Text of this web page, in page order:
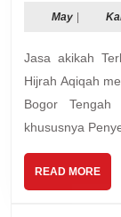
MayMay
Jasa akikah Terbaik untuk Buah Hati Ayah Bunda Mutiara
Hijrah Aqiqah
Bogor
khususnya
READ MORE